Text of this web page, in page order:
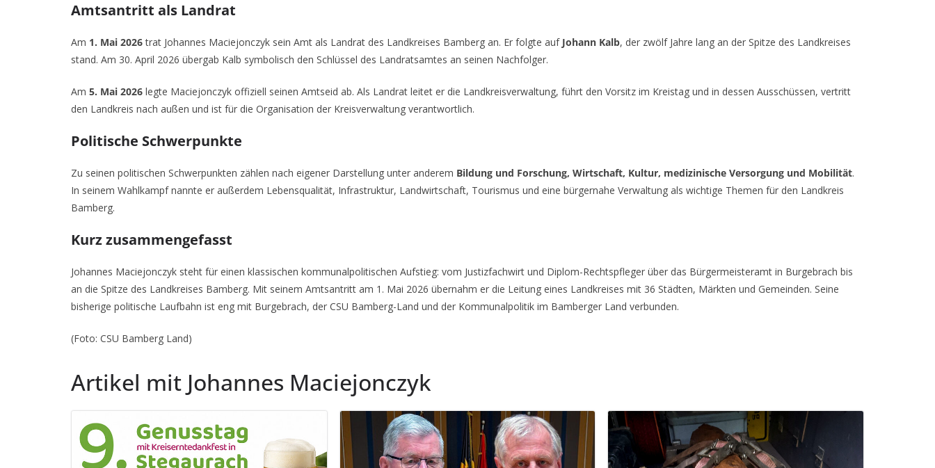
Amtsantritt als Landrat
Am 1. Mai 2026trat Johannes Maciejonczyk sein Amt als Landrat des Landkreises Bamberg an. Er folgte auf Johann Kalb, der zwölf Jahre lang an der Spitze des Landkreises
stand. Am 30. April 2026 übergab Kalb symbolisch den Schlüssel des Landratsamtes an seinen Nachfolger.
Am 5. Mai 2026 legte Maciejonczyk offiziell seinen Amtseid ab. Als Landrat leitet er die Landkreisverwaltung, führt den Vorsitz im Kreistag und in dessen Ausschüssen, vertritt
den Landkreis nach außen und ist für die Organisation der Kreisverwaltung verantwortlich.
Politische Schwerpunkte
Zu seinen politischen Schwerpunkten zählen nach eigener Darstellung unter anderem Bildung und Forschung, Wirtschaft, Kultur, medizinische Versorgung und Mobilität.
In seinem Wahlkampf nannte er außerdem Lebensqualität, Infrastruktur, Landwirtschaft, Tourismus und eine bürgernahe Verwaltung als wichtige Themen für den Landkreis
Bamberg.
Kurz zusammengefasst
Johannes Maciejonczyk steht für einen klassischen kommunalpolitischen Aufstieg: vom Justizfachwirt und Diplom-Rechtspfleger über das Bürgermeisteramt in Burgebrach bis
an die Spitze des Landkreises Bamberg. Mit seinem Amtsantritt am 1. Mai 2026 übernahm er die Leitung eines Landkreises mit 36 Städten, Märkten und Gemeinden. Seine
bisherige politische Laufbahn ist eng mit Burgebrach, der CSU Bamberg-Land und der Kommunalpolitik im Bamberger Land verbunden.
(Foto: CSU Bamberg Land)
Artikel mit Johannes Maciejonczyk